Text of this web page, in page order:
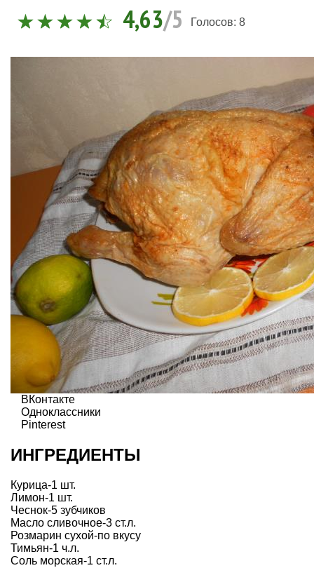
4,63/5 Голосов: 8
ВКонтакте
Одноклассники
Pinterest
ИНГРЕДИЕНТЫ
Курица-1 шт.
Лимон-1 шт.
Чеснок-5 зубчиков
Масло сливочное-3 ст.л.
Розмарин сухой-по вкусу
Тимьян-1 ч.л.
Соль морская-1 ст.л.